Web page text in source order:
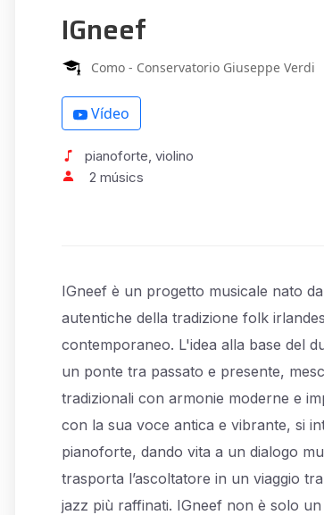
IGneef
Como - Conservatorio Giuseppe Verdi
Vídeo
pianoforte, violino
2 músics
IGneef è un progetto musicale nato
autentiche della tradizione folk
contemporaneo. L'idea alla base del
un ponte tra passato e presente,
tradizionali con armonie moderne e
con la sua voce antica e vibrante, si
pianoforte, dando vita a un dialogo
trasporta l’ascoltatore in un viaggio
jazz più raffinati. IGneef non è solo